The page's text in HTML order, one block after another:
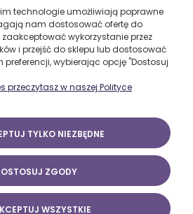
pn. "Termomodernizacja budynku
wymiana stolarki okiennej oraz
źródła energii elektrycznej".
wynosiła 133 548 PLN, dofinansowana
Funduszu Ochrony Środowiska i
pożyczki w wys. 133 548 PLN.
Marcinkowski, ul. Mickiewicza 6, 98-200
im technologie umożliwiają poprawne
nam dostosować ofertę do
zaakceptować wykorzystanie przez
i przejść do sklepu lub dostosować
preferencji, wybierając opcję "Dostosuj
przeczytasz w naszej Polityce
TYLKO NIEZBĘDNE
ZGODY
WSZYSTKIE